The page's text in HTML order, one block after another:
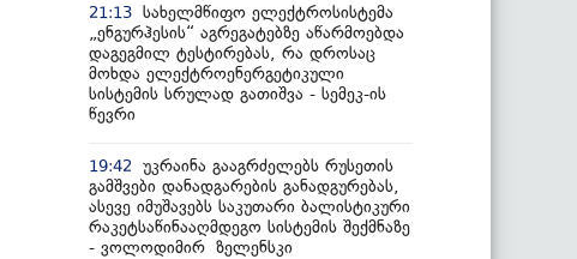
21:13 სახელმწიფო ელექტროსისტემა
„ენგურჰესის“ აგრეგატებზე აწარმოებდა
დაგეგმილ ტესტირებას, რა დროსაც
მოხდა ელექტროენერგეტიკული
სისტემის სრულად გათიშვა - სემეკ-ის
წევრი
19:42
უკრაინა გააგრძელებს რუსეთის
გამშვები დანადგარების განადგურებას,
ასევე იმუშავებს საკუთარი ბალისტიკური
რაკეტსაწინააღმდეგო სისტემის შექმნაზე
- ვოლოდიმირ ზელენსკი